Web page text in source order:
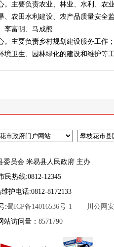
主要负责农业、林业、水利、农
、农田水利建设、农产品质量安全
富明、马成熊
主要负责乡村规划建设服务工作
境卫生、园林绿化的建设和维护等
委员会 米易县人民政府 主办
民热线:0812-12345
维护电话:0812-8172133
:蜀ICP备14016536号-1
川公网
站访问量： 8571790